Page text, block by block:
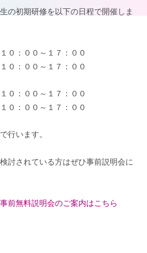
の初期研修を以下の日程で開催しま
０：００～１７：００
０：００～１７：００
０：００～１７：００
０：００～１７：００
行います。
討されている方はぜひ事前説明会に
前無料説明会のご案内はこちら